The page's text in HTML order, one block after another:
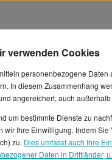
verwenden Cookies
personenbezogene Daten
In diesem Zusammenhang
angereichert, auch außerhalb
um bestimmte Dienste zu
wir Ihre Einwilligung. Indem
zu. Dies umfasst auch Ihre
Daten in Drittländer,